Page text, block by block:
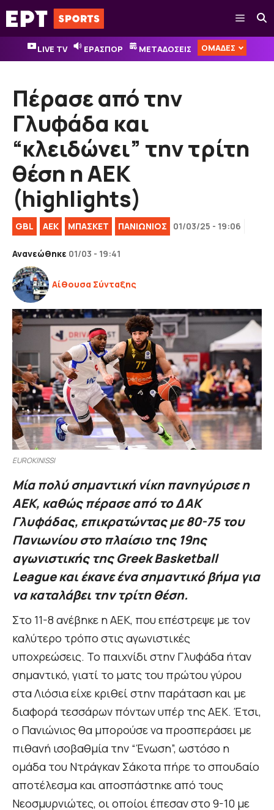
Μετάβαση
σε
περιεχόμενο
Μενού
LIVE TV ΕΡΑΣΠΟΡ ΜΕΤΑΔΟΣΕΙΣ ΟΜΑΔΕΣ
Πέρασε από την
Γλυφάδα και
“κλειδώνει” την τρίτη
θέση η ΑΕΚ
(highlights)
GBL ΑΕΚ ΜΠΑΣΚΕΤ ΠΑΝΙΩΝΙΟΣ 01/03/25 - 19:06
Ανανεώθηκε 01/03 - 19:41
Αίθουσα Σύνταξης
EUROKINISSI
Μία πολύ σημαντική νίκη πανηγύρισε η
ΑΕΚ, καθώς πέρασε από το ΔΑΚ
Γλυφάδας, επικρατώντας με 80-75 του
Πανιωνίου στο πλαίσιο της 19ης
αγωνιστικής της Greek Basketball
League και έκανε ένα σημαντικό βήμα για
να καταλάβει την τρίτη θέση.
Στο 11-8 ανέβηκε η ΑΕΚ, που επέστρεψε με τον
καλύτερο τρόπο στις αγωνιστικές
υποχρεώσεις. Το παιχνίδι στην Γλυφάδα ήταν
σημαντικό, γιατί το ματς του πρώτου γύρου
στα Λιόσια είχε κριθεί στην παράταση και με
διαφορά τεσσάρων πόντων υπέρ της ΑΕΚ. Έτσι,
ο Πανιώνιος θα μπορούσε να προσπεράσει με
πιθανή ισοβαθμία την “Ένωση”, ωστόσο η
ομάδα του Ντράγκαν Σάκοτα πήρε το σπουδαίο
αποτέλεσμα και αποσπάστηκε από τους
Νεοσμυρνιώτες, οι οποίοι έπεσαν στο 9-10 με